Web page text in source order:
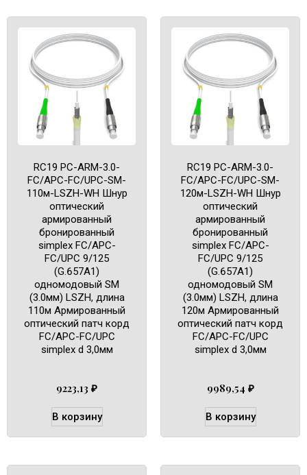
RC19 PC-ARM-3.0-
FC/APC-FC/UPC-SM-
110м-LSZH-WH Шнур
оптический
армированный
бронированный
simplex FC/APC-
FC/UPC 9/125
(G.657A1)
одномодовый SM
(3.0мм) LSZH, длина
110м Армированный
оптический патч корд
FC/APC-FC/UPC
simplex d 3,0мм
9223,13 ₽
В корзину
RC19 PC-ARM-3.0-
FC/APC-FC/UPC-SM-
120м-LSZH-WH Шнур
оптический
армированный
бронированный
simplex FC/APC-
FC/UPC 9/125
(G.657A1)
одномодовый SM
(3.0мм) LSZH, длина
120м Армированный
оптический патч корд
FC/APC-FC/UPC
simplex d 3,0мм
9989,54 ₽
В корзину